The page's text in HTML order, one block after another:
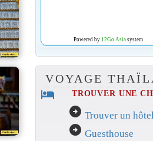
Powered by 12Go Asiasystem
VOYAGE
hotel TROUVER UNE
arrow_circle_right Trouver un
arrow_circle_right Guesthouse